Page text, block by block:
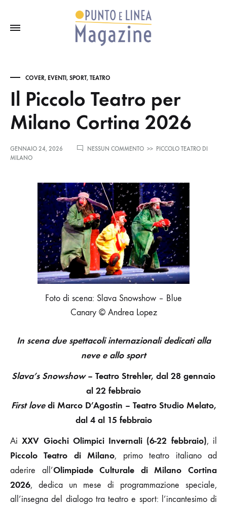
COVER, EVENTI, SPORT, TEATRO
Il Piccolo Teatro per
Milano Cortina 2026
GENNAIO 24, 2026 NESSUN COMMENTOSU
PER
MILANO
CORTINA
2026
>> PICCOLO TEATRO DI
MILANO
Foto di scena: Slava Snowshow – Blue
Canary © Andrea Lopez
In scena due spettacoli internazionali dedicati alla
neve e allo sport
Slava’s Snowshow– Teatro Strehler, dal 28 gennaio
al 22 febbraio
First lovedi Marco D’Agostin – Teatro Studio Melato,
dal 4 al 15 febbraio
AiXXV Giochi Olimpici Invernali (6-22 febbraio), il
Piccolo Teatro di Milano, primo teatro italiano ad
aderire all’Olimpiade Culturale di Milano Cortina
2026, dedica un mese di programmazione speciale,
all’insegna del dialogo tra teatro e sport: l’incantesimo di